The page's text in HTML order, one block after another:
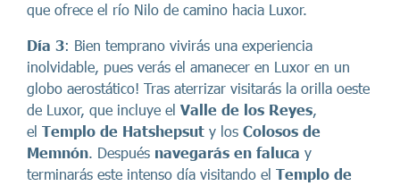
que ofrece el río Nilo de camino hacia Luxor.
Día 3: Bien temprano vivirás una experiencia
inolvidable, pues verás el amanecer en Luxor en un
globo aerostático! Tras aterrizar visitarás la orilla oeste
de Luxor, que incluye el Valle de los Reyes,
el Templo de Hatshepsut y los Colosos de
Memnón. Después navegarás en faluca y
terminarás este intenso día visitando el Templo de